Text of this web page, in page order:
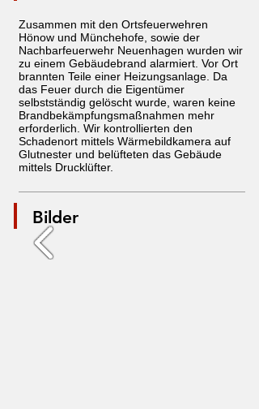
Zusammen mit den Ortsfeuerwehren
Hönow und Münchehofe, sowie der
Nachbarfeuerwehr Neuenhagen wurden wir
zu einem Gebäudebrand alarmiert. Vor Ort
brannten Teile einer Heizungsanlage. Da
das Feuer durch die Eigentümer
selbstständig gelöscht wurde, waren keine
Brandbekämpfungsmaßnahmen mehr
erforderlich. Wir kontrollierten den
Schadenort mittels Wärmebildkamera auf
Glutnester und belüfteten das Gebäude
mittels Drucklüfter.
Bilder